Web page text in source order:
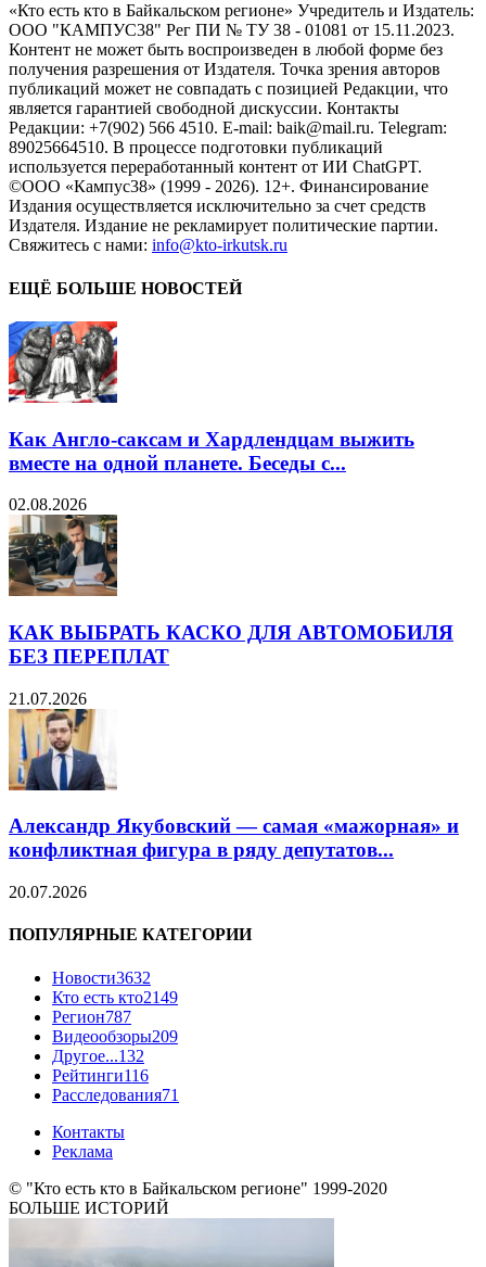
«Кто есть кто в Байкальском регионе» Учредитель и Издатель:
ООО "КАМПУС38" Рег ПИ № ТУ 38 - 01081 от 15.11.2023.
Контент не может быть воспроизведен в любой форме без
получения разрешения от Издателя. Точка зрения авторов
публикаций может не совпадать с позицией Редакции, что
является гарантией свободной дискуссии. Контакты
Редакции: +7(902) 566 4510. E-mail: baik@mail.ru. Telegram:
89025664510. В процессе подготовки публикаций
используется переработанный контент от ИИ ChatGPT.
©ООО «Кампус38» (1999 - 2026). 12+. Финансирование
Издания осуществляется исключительно за счет средств
Издателя. Издание не рекламирует политические партии.
Свяжитесь с нами: info@kto-irkutsk.ru
ЕЩЁ БОЛЬШЕ НОВОСТЕЙ
Как Англо-саксам и Хардлендцам выжить
вместе на одной планете. Беседы с...
02.08.2026
КАК ВЫБРАТЬ КАСКО ДЛЯ АВТОМОБИЛЯ
БЕЗ ПЕРЕПЛАТ
21.07.2026
Александр Якубовский — самая «мажорная» и
конфликтная фигура в ряду депутатов...
20.07.2026
ПОПУЛЯРНЫЕ КАТЕГОРИИ
Новости3632
Кто есть кто2149
Регион787
Видеообзоры209
Другое...132
Рейтинги116
Расследования71
Контакты
Реклама
© "Кто есть кто в Байкальском регионе" 1999-2020
БОЛЬШЕ ИСТОРИЙ